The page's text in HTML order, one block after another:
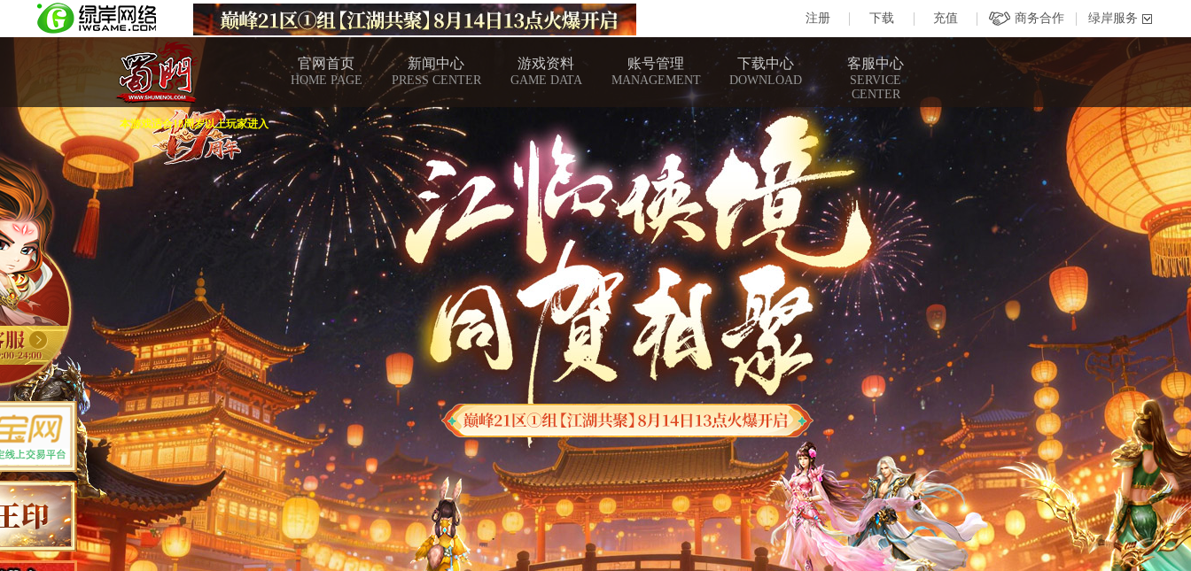
官网首页
HOME PAGE
新闻中心
PRESS CENTER
游戏资料
GAME DATA
账号管理
MANAGEMENT
下载中心
DOWNLOAD
客服中心
SERVICE
CENTER
本游戏适合18周岁以上玩家进入